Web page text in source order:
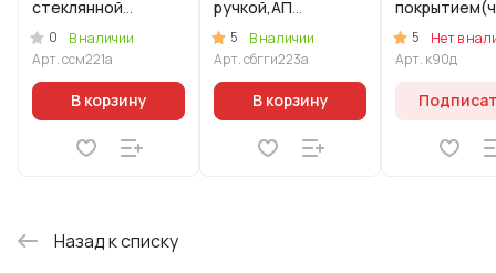
стеклянной
крышкой, АП линия
"Стелла"(мокко)
0
В наличии
Арт.ссм221а
В корзину
ручкой,АП
линия"Гранит
Ультра
(синий)
5
В наличии
Арт.сбгги223а
В корзину
5
Нет в
Арт. к90д
Назад к списку